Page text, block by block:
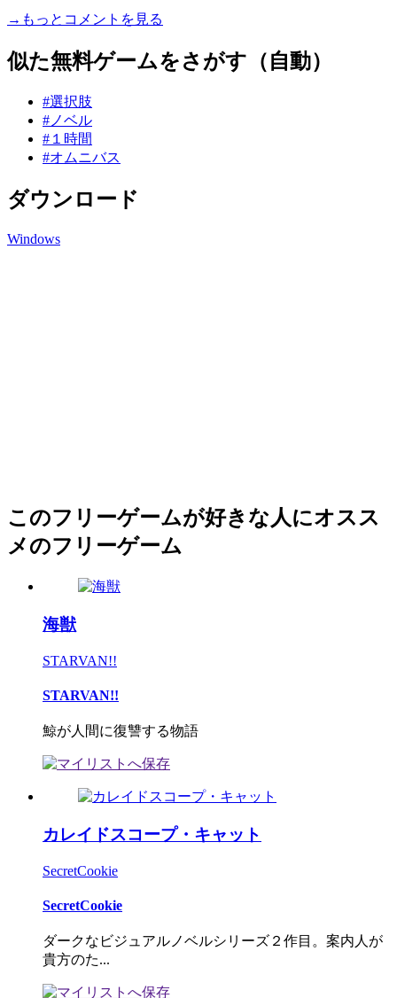
→もっとコメントを見る
似た無料ゲームをさがす（自動）
#選択肢
#ノベル
#１時間
#オムニバス
ダウンロード
Windows
このフリーゲームが好きな人にオスス
メのフリーゲーム
海獣
STARVAN!!
STARVAN!!
鯨が人間に復讐する物語
カレイドスコープ・キャット
SecretCookie
SecretCookie
ダークなビジュアルノベルシリーズ２作目。案内人が
貴方のた...